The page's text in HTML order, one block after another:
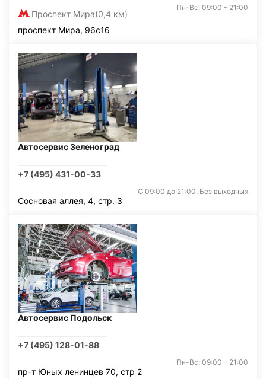
Проспект Мира(0,4 км)
Пн-Вс: 09:00 - 21:00
проспект Мира, 96с16
Автосервис Зеленоград
+7 (495) 431-00-33
С 09:00 до 21:00. Без выходных
Сосновая аллея, 4, стр. 3
Автосервис Подольск
+7 (495) 128-01-88
Пн-Вс: 09:00 - 21:00
пр-т Юных ленинцев 70, стр 2